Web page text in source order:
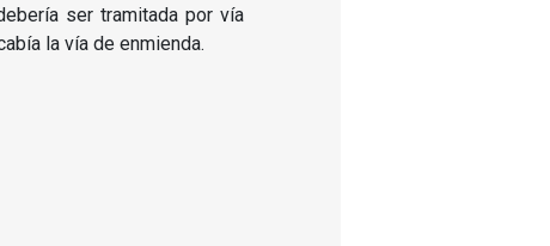
ser tramitada por vía
la vía de enmienda.